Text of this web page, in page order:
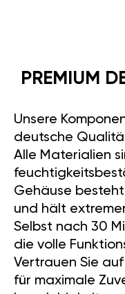
PREMIUM
Unsere
deutsche
Alle Materialien
Gehäuse
und hält
Selbst nach 30
die volle
Vertrauen Sie
für maximale